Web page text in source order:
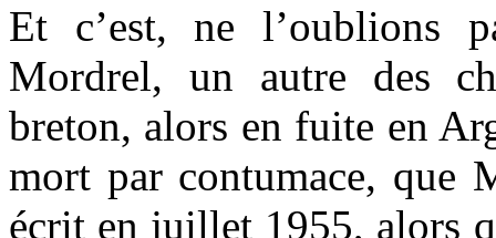
Et c’est, ne l’oublions
Mordrel, un autre des
breton, alors en fuite en
mort par contumace, que
écrit en juillet 1955, alors